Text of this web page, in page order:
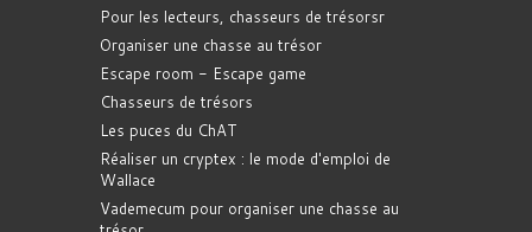
Pour les lecteurs, chasseurs de trésorsr
Organiser une chasse au trésor
Escape room - Escape game
Chasseurs de trésors
Les puces du ChAT
Réaliser un cryptex : le mode d'emploi de
Wallace
Vademecum pour organiser une chasse au